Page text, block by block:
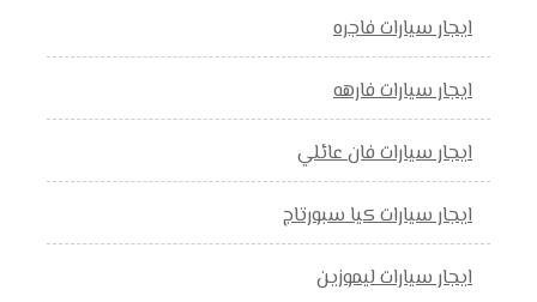
ايجار سيارات فاجره
ايجار سيارات فارهه
ايجار سيارات فان عائلي
ايجار سيارات كيا سبورتاج
ايجار سيارات ليموزين